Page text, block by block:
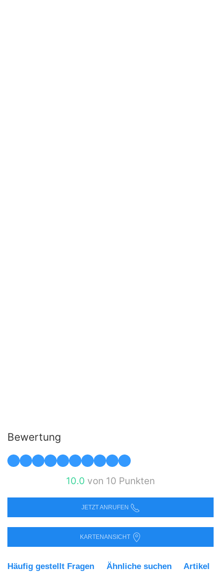
Bewertung
10.0 von 10 Punkten
JETZT ANRUFEN
KARTENANSICHT
Häufig gestellt Fragen Ähnliche suchen Artikel